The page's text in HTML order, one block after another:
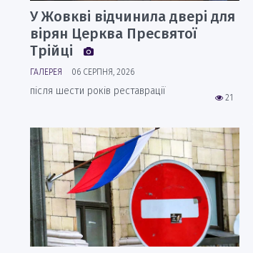
У Жовкві відчинила двері для
вірян Церква Пресвятої
Трійці
ГАЛЕРЕЯ 06 СЕРПНЯ, 2026
21
після шести років реставрації